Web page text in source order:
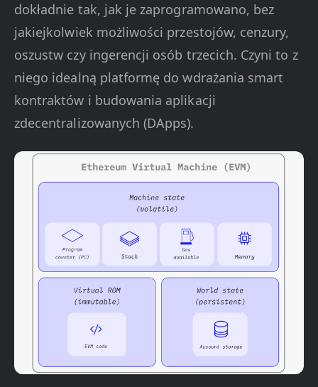
dokładnie tak, jak je zaprogramowano, bez
jakiejkolwiek możliwości przestojów, cenzury,
oszustw czy ingerencji osób trzecich. Czyni to z
niego idealną platformę do wdrażania smart
kontraktów i budowania aplikacji
zdecentralizowanych (DApps).